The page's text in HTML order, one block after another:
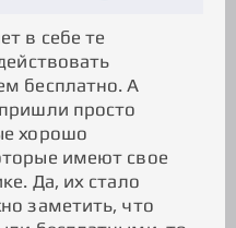
в себе те
бесплатно. А
просто
хорошо
имеют свое
Да, их стало
заметить, что